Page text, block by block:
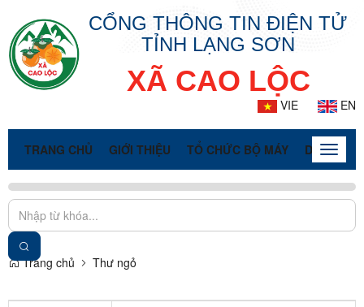
CỔNG THÔNG TIN ĐIỆN TỬ
TỈNH LẠNG SƠN
XÃ CAO LỘC
VIE EN
TRANG CHỦ GIỚI THIỆU TỔ CHỨC BỘ MÁY DOANH
Toggle
Trang chủ Thư ngỏ